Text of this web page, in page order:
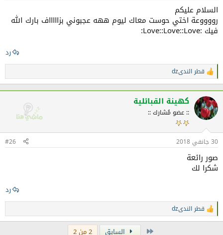
السلام عليكم
رووووعة اختي حوست معاك ليوم ههه عجبوني بزاااااف بارك الله
فيك :Love::Love::Love:
رد
ا
ل
ت
ف
ا
ع
ا
ت
:
قطر الندىdz
كهينة القبائلية
:: عضو مُشارك ::
30 جانفي 2018 #26
صور رائعة
شكرا لك
رد
ا
ل
قطر الندىdz
الأولى السابق 2 من 2